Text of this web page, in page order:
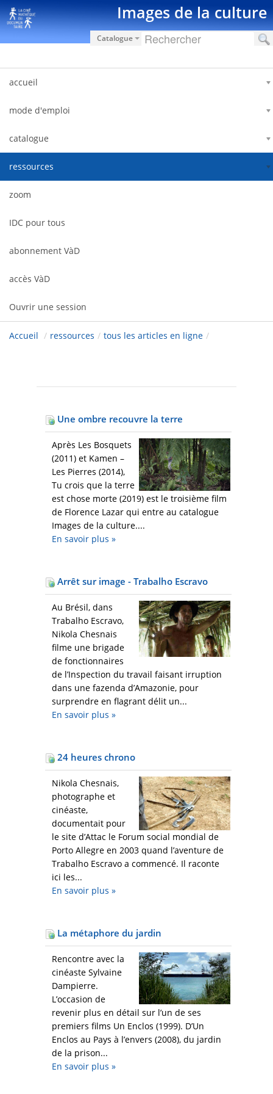
Saut au contenu Images de la culture
Catalogue
accueil
mode d'emploi
catalogue
ressources
zoom
IDC pour tous
abonnement VàD
accès VàD
Ouvrir une session
Accueil / ressources / tous les articles en ligne /
Une ombre recouvre la terre
Après Les Bosquets
(2011) et Kamen –
Les Pierres (2014),
Tu crois que la terre
est chose morte (2019) est le troisième film
de Florence Lazar qui entre au catalogue
Images de la culture....
En savoir plus »
Arrêt sur image - Trabalho Escravo
Au Brésil, dans
Trabalho Escravo,
Nikola Chesnais
filme une brigade
de fonctionnaires
de l’Inspection du travail faisant irruption
dans une fazenda d’Amazonie, pour
surprendre en flagrant délit un...
En savoir plus »
24 heures chrono
Nikola Chesnais,
photographe et
cinéaste,
documentait pour
le site d’Attac le Forum social mondial de
Porto Allegre en 2003 quand l’aventure de
Trabalho Escravo a commencé. Il raconte
ici les...
En savoir plus »
La métaphore du jardin
Rencontre avec la
cinéaste Sylvaine
Dampierre.
L’occasion de
revenir plus en détail sur l’un de ses
premiers films Un Enclos (1999). D’Un
Enclos au Pays à l’envers (2008), du jardin
de la prison...
En savoir plus »